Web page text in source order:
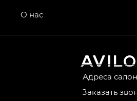
привод — GB AWD, Джи
Джи Ти — GT, Джи Икс — GX,
Джи Икс ПРЕМИУМ — GX
Empow — Эмпау (Empow) в
Адреса
Заказать
О нас